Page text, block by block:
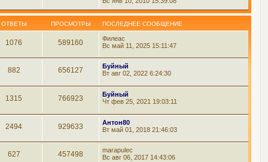
ОТВЕТЫ ПРОСМОТРЫ ПОСЛЕДНЕЕ СООБЩЕНИЕ
1076 589160
Филеас
Вс май 11, 2025 15:11:47
882 656127
Буйный
Вт авг 02, 2022 6:24:30
1315 766923
Буйный
Чт фев 25, 2021 19:03:11
2494 929633
Антон80
Вт май 01, 2018 21:46:03
627 457498
marapulec
Вс авг 06, 2017 14:43:06